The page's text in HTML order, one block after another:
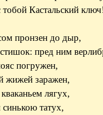
тобой Кастальский
пронзен до дыр,
пред ним
погружен,
жижей заражен,
лягух,
синькою татух,